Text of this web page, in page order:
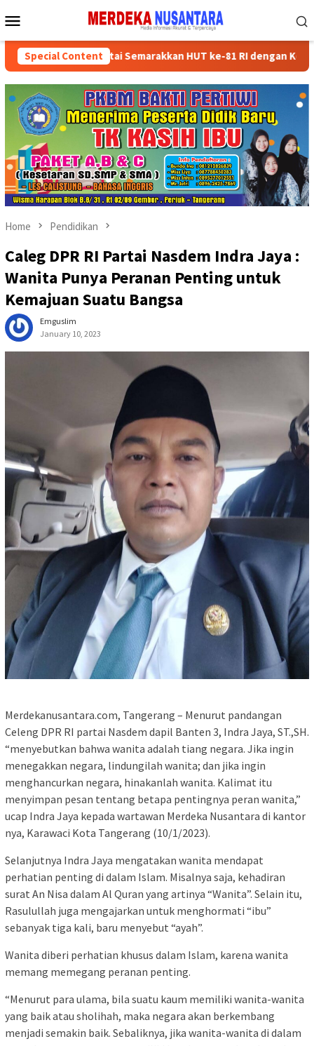
to
Menu
Special Content
Kader Partai Semarakkan HUT ke-81 RI dengan Kegiatan
Home Pendidikan
Caleg DPR RI Partai Nasdem Indra Jaya :
Wanita Punya Peranan Penting untuk
Kemajuan Suatu Bangsa
Emguslim
January 10, 2023
Merdekanusantara.com, Tangerang – Menurut pandangan
Celeng DPR RI partai Nasdem dapil Banten 3, Indra Jaya, ST.,SH.
“menyebutkan bahwa wanita adalah tiang negara. Jika ingin
menegakkan negara, lindungilah wanita; dan jika ingin
menghancurkan negara, hinakanlah wanita. Kalimat itu
menyimpan pesan tentang betapa pentingnya peran wanita,”
ucap Indra Jaya kepada wartawan Merdeka Nusantara di kantor
nya, Karawaci Kota Tangerang (10/1/2023).
Selanjutnya Indra Jaya mengatakan wanita mendapat
perhatian penting di dalam Islam. Misalnya saja, kehadiran
surat An Nisa dalam Al Quran yang artinya “Wanita”. Selain itu,
Rasulullah juga mengajarkan untuk menghormati “ibu”
sebanyak tiga kali, baru menyebut “ayah”.
Wanita diberi perhatian khusus dalam Islam, karena wanita
memang memegang peranan penting.
“Menurut para ulama, bila suatu kaum memiliki wanita-wanita
yang baik atau sholihah, maka negara akan berkembang
menjadi semakin baik. Sebaliknya, jika wanita-wanita di dalam